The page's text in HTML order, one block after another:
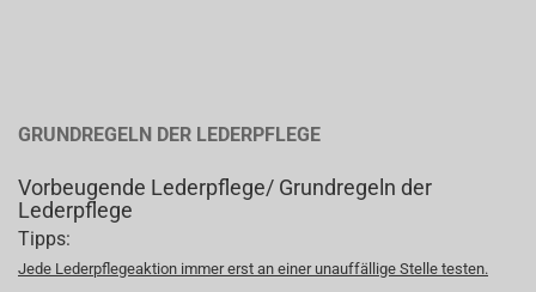
GRUNDREGELN DER LEDERPFLEGE
Vorbeugende Lederpflege/ Grundregeln der
Lederpflege
Tipps:
Jede Lederpflegeaktion immer erst an einer unauffällige Stelle testen.